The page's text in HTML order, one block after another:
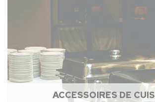
ACCESSOIRES DE